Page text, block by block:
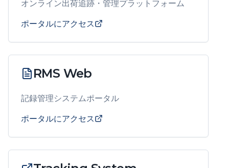
オンライン出荷追跡・管理プラットフォーム
ポータルにアクセス
RMS Web
記録管理システムポータル
ポータルにアクセス